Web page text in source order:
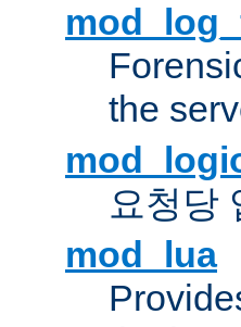
the
요청당
mod_lua